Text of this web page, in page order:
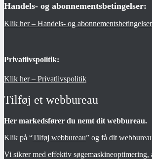
Handels- og abonnementsbetingelser:
Klik her – Handels- og abonnementsbetingelser
Privatlivspolitik:
Klik her – Privatlivspolitik
Tilføj et webbureau
Her markedsfører du nemt dit webbureau.
Klik på “Tilføj webbureau” og få dit
Vi sikrer med effektiv